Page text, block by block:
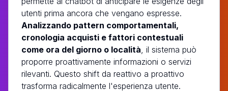
utenti prima ancora che vengano espresse.
Analizzando pattern comportamentali,
cronologia acquisti e fattori contestuali
come ora del giorno o località , il sistema può
proporre proattivamente informazioni o servizi
rilevanti. Questo shift da reattivo a proattivo
trasforma radicalmente l'esperienza utente.